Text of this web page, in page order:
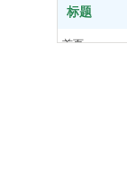
标题
首页